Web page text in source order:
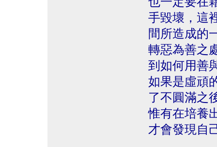
手毀壞，這
間所造成的
轉惡為善之
到如何用善
如果是虛頑
了不圓滿之
惟有在培養
才會發現自